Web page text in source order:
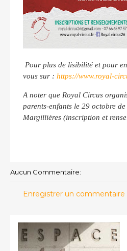
Pour plus de lisibilité et pour
vous sur : https://www.royal-
A noter que Royal Circus
parents-enfants le 29 octobre
Margillières (inscription et
Aucun Commentaire:
Enregistrer un commentaire